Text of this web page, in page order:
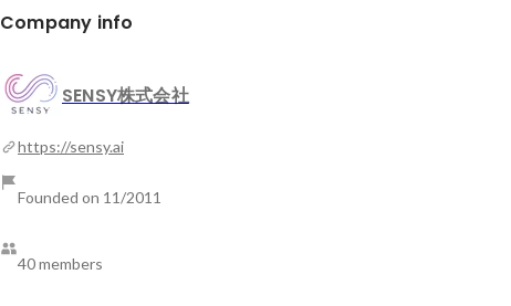
Company info
SENSY株式会社
https://sensy.ai
Founded on 11/2011
40 members